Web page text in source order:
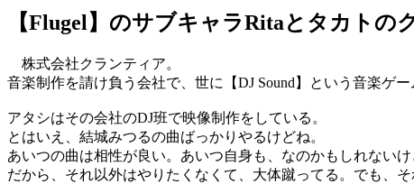
【Flugel】のサブキャラRitaとタカトの
株式会社クランティア。
音楽制作を請け負う会社で、世に【DJ Sound】という音楽ゲー
アタシはその会社のDJ班で映像制作をしている。
とはいえ、結城みつるの曲ばっかりやるけどね。
あいつの曲は相性が良い。あいつ自身も、なのかもしれないけ
だから、それ以外はやりたくなくて、大体蹴ってる。でも、